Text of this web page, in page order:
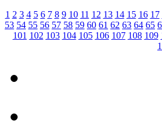
1 2 3 4 5 6 7 8 9 10 11 12 13 14 15 16 17
53 54 55 56 57 58 59 60 61 62 63 64 65
101 102 103 104 105 106 107 108 109